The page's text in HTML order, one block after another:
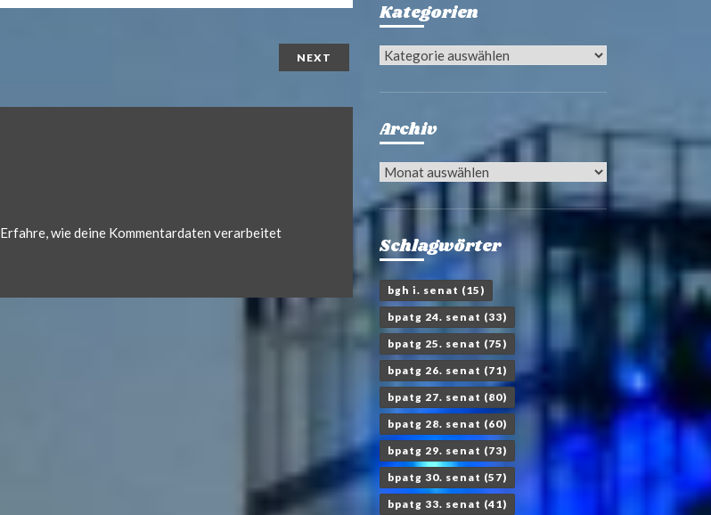
NEXT
Erfahre, wie deine Kommentardaten verarbeitet
Kategorien
Kategorien
Archiv
Archiv
Schlagwörter
bgh i. senat (15)
bpatg 24. senat (33)
bpatg 25. senat (75)
bpatg 26. senat (71)
bpatg 27. senat (80)
bpatg 28. senat (60)
bpatg 29. senat (73)
bpatg 30. senat (57)
bpatg 33. senat (41)